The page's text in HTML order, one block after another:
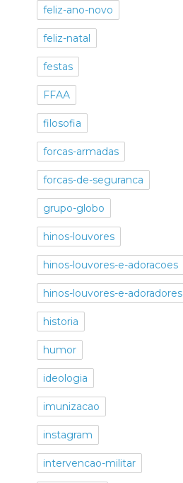
feliz-ano-novo
feliz-natal
festas
FFAA
filosofia
forcas-armadas
forcas-de-seguranca
grupo-globo
hinos-louvores
hinos-louvores-e-adoracoes
hinos-louvores-e-adoradores
historia
humor
ideologia
imunizacao
instagram
intervencao-militar